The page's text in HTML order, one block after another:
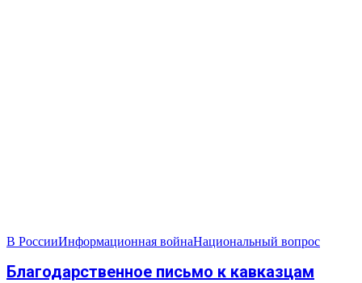
В РоссииИнформационная войнаНациональный вопрос
Благодарственное письмо к кавказцам